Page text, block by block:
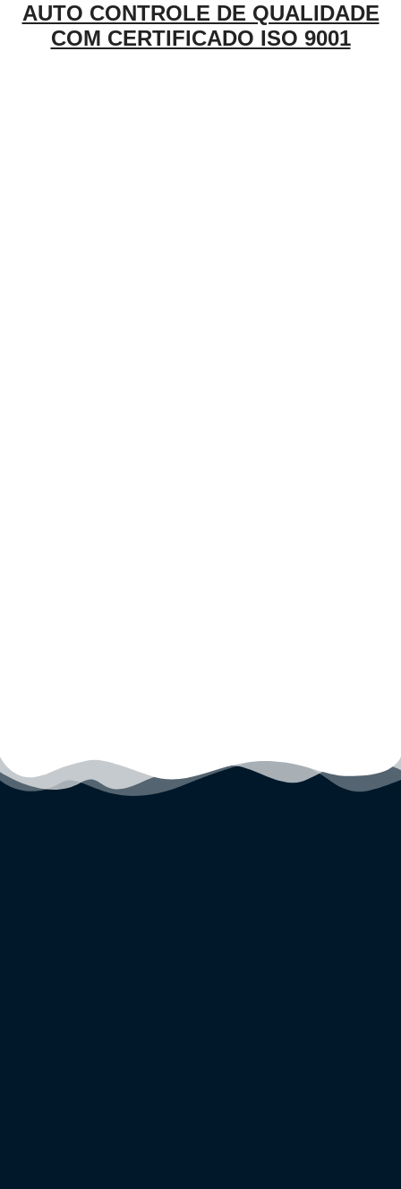
AUTO CONTROLE DE QUALIDADE
COM CERTIFICADO ISO 9001